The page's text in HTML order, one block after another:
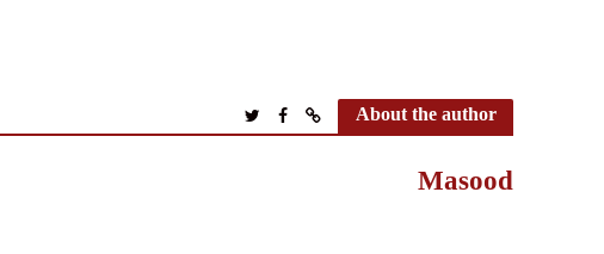
About the author
Masood